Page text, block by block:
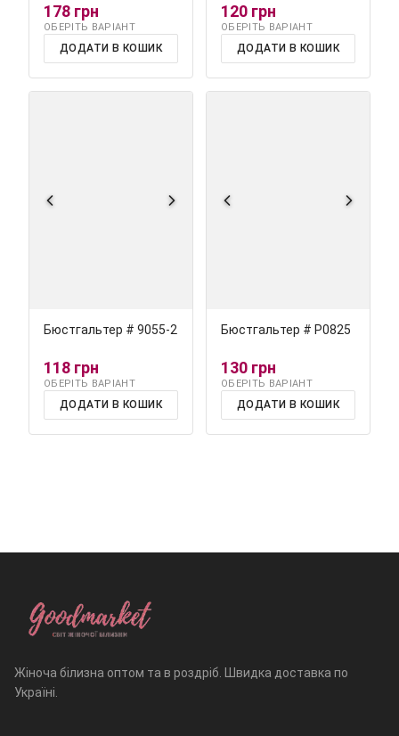
178 грн
ОБЕРІТЬ ВАРІАНТ
ДОДАТИ В КОШИК
120 грн
ОБЕРІТЬ ВАРІАНТ
ДОДАТИ В КОШИК
Бюстгальтер # 9055-2
118 грн
ОБЕРІТЬ ВАРІАНТ
ДОДАТИ В КОШИК
Бюстгальтер # Р0825
130 грн
ОБЕРІТЬ ВАРІАНТ
ДОДАТИ В КОШИК
Жіноча білизна оптом та в роздріб. Швидка доставка по
Україні.